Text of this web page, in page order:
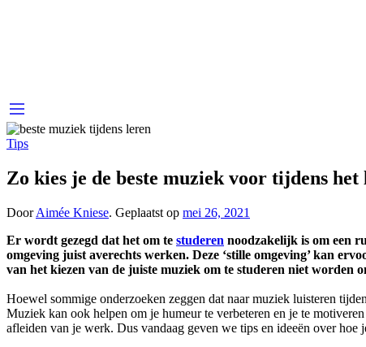
Tips
Zo kies je de beste muziek voor tijdens het
DoorAimée Kniese. Geplaatst op mei 26, 2021
Er wordt gezegd dat het om te studeren noodzakelijk is om een
omgeving juist averechts werken. Deze ‘stille omgeving’ kan
van het kiezen van de juiste muziek om te studeren niet worden
Hoewel sommige onderzoeken zeggen dat naar muziek luisteren
Muziek kan ook helpen om je humeur te verbeteren en je te
afleiden van je werk. Dus vandaag geven we tips en ideeën over hoe